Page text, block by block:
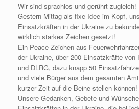
Wir sind sprachlos und gerührt zugleich!
Gestern Mittag als fixe Idee im Kopf,
Einsatzkräften in der Ukraine zu
wirklich starkes Zeichen gesetzt!
Ein Peace-Zeichen aus
der Ukraine, über 200 Einsatzkräfte von
und DLRG, dazu knapp 50
und viele Bürger aus dem gesamten
kurzer Zeit auf die Beine stellen können!
Unsere Gedanken, Gebete und